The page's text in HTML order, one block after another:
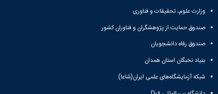
وزارت علوم، تحقیقات و فناوری
صندوق حمایت از پژوهشگران و فناوران کشور
صندوق رفاه دانشجویان
بنیاد نخبگان استان همدان
شبکه آزمایشگاه‌های علمی ایران(شاعا)